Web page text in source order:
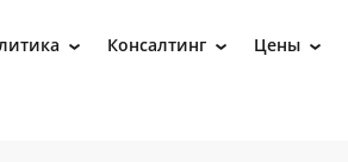
› Консалтинг › Цены ›